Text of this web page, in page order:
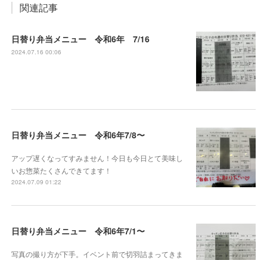
関連記事
日替り弁当メニュー 令和6年 7/16
2024.07.16 00:06
日替り弁当メニュー 令和6年7/8〜
アップ遅くなってすみません！今日も今日とて美味し
いお惣菜たくさんできてます！
2024.07.09 01:22
日替り弁当メニュー 令和6年7/1〜
写真の撮り方が下手。イベント前で切羽詰まってきま